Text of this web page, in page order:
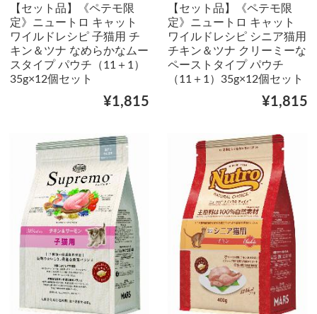
【セット品】《ペテモ限
定》ニュートロ キャット
ワイルドレシピ 子猫用 チ
キン＆ツナ なめらかなムー
スタイプ パウチ（11＋1）
35g×12個セット
¥1,815
【セット品】《ペテモ限
定》ニュートロ キャット
ワイルドレシピ シニア猫用
チキン＆ツナ クリーミーな
ペーストタイプ パウチ
（11＋1）35g×12個セット
¥1,815